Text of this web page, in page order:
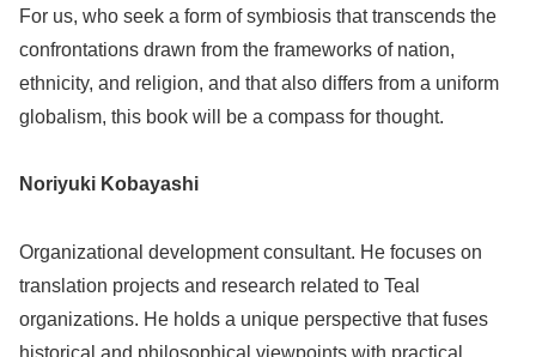
For us, who seek a form of symbiosis that transcends the
confrontations drawn from the frameworks of nation,
ethnicity, and religion, and that also differs from a uniform
globalism, this book will be a compass for thought.
Noriyuki Kobayashi
Organizational development consultant. He focuses on
translation projects and research related to Teal
organizations. He holds a unique perspective that fuses